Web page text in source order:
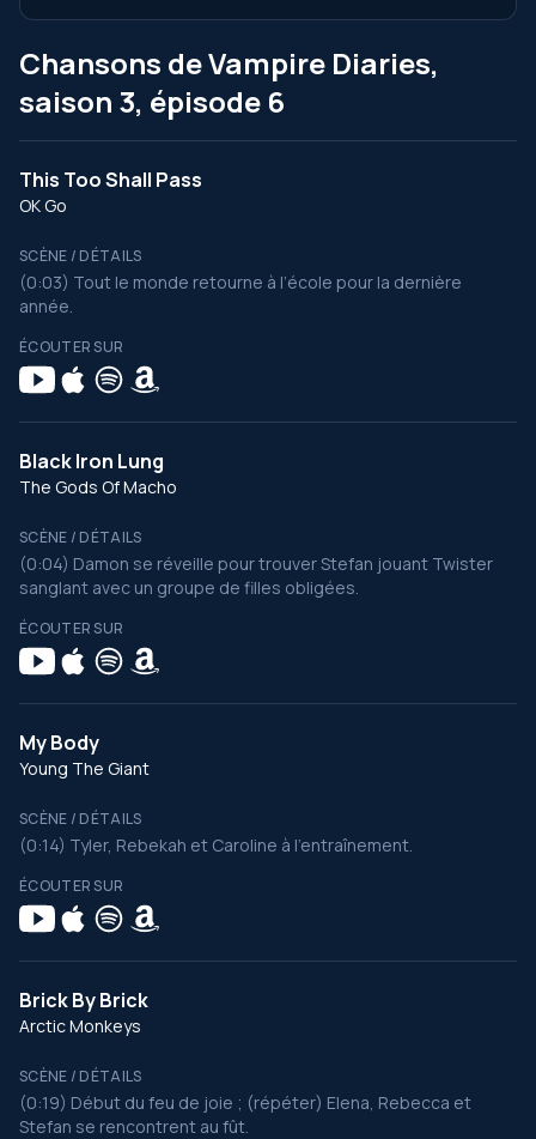
Chansons de Vampire Diaries,
saison 3, épisode 6
This Too Shall Pass
OK Go
SCÈNE / DÉTAILS
(0:03) Tout le monde retourne à l’école pour la dernière
année.
ÉCOUTER SUR
Black Iron Lung
The Gods Of Macho
SCÈNE / DÉTAILS
(0:04) Damon se réveille pour trouver Stefan jouant Twister
sanglant avec un groupe de filles obligées.
ÉCOUTER SUR
My Body
Young The Giant
SCÈNE / DÉTAILS
(0:14) Tyler, Rebekah et Caroline à l’entraînement.
ÉCOUTER SUR
Brick By Brick
Arctic Monkeys
SCÈNE / DÉTAILS
(0:19) Début du feu de joie ; (répéter) Elena, Rebecca et
Stefan se rencontrent au fût.